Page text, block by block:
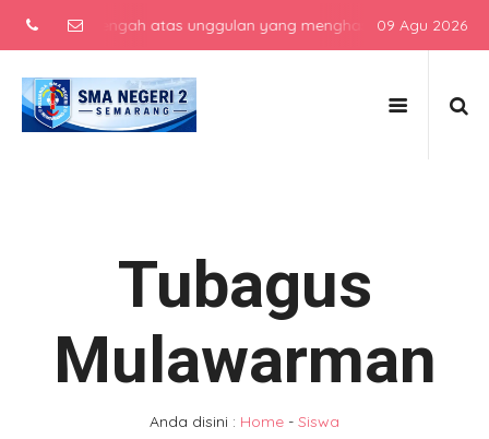
menengah atas unggulan yang menghasilkan lulusan
09 Agu 2026
Tubagus
Mulawarman
Anda disini : Home - Siswa